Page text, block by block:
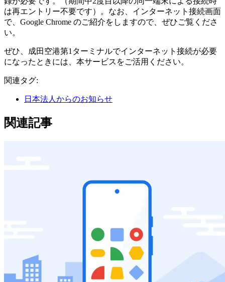
は再エントリー不要です）。なお、インターネット接続画面
で、Google Chrome のご紹介をしますので、ぜひご覧くださ
い。
ぜひ、成田空港第1ターミナルでインターネット接続が必要
になったときには、本サービスをご活用ください。
関連タグ:
日本法人からのお知らせ
関連記事